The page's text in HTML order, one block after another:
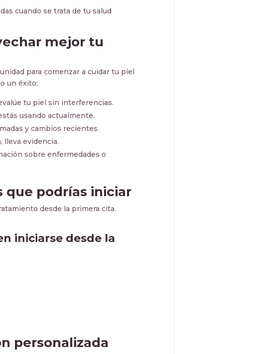
cuando se trata de tu salud
mejor tu
para comenzar a cuidar tu piel
un éxito:
tu piel sin interferencias.
usando actualmente.
y cambios recientes.
lleva evidencia.
sobre enfermedades o
podrías iniciar
desde la primera cita.
iniciarse desde la
personalizada